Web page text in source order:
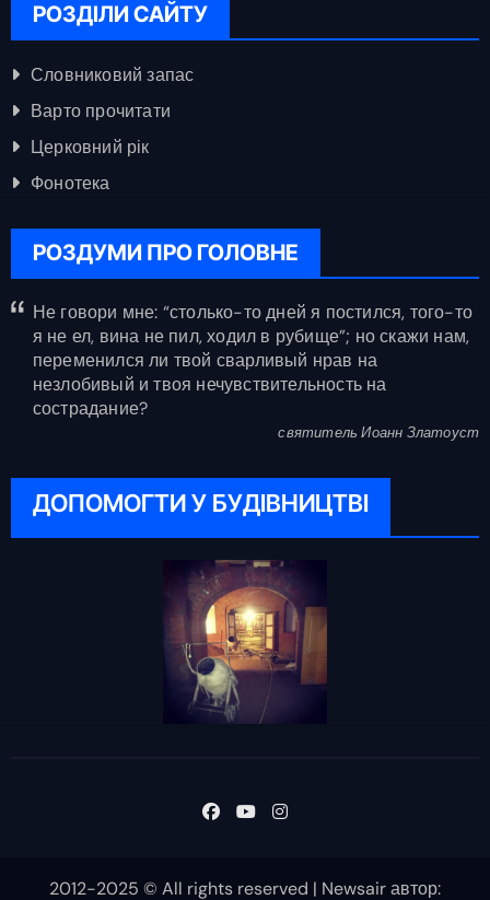
РОЗДІЛИ САЙТУ
Словниковий запас
Варто прочитати
Церковний рік
Фонотека
РОЗДУМИ ПРО ГОЛОВНЕ
Не говори мне: “столько-то дней я постился, того-то
я не ел, вина не пил, ходил в рубище”; но скажи нам,
переменился ли твой сварливый нрав на
незлобивый и твоя нечувствительность на
сострадание?
святитель Иоанн Златоуст
ДОПОМОГТИ У БУДІВНИЦТВІ
2012-2025 © All rights reserved | Newsairавтор: